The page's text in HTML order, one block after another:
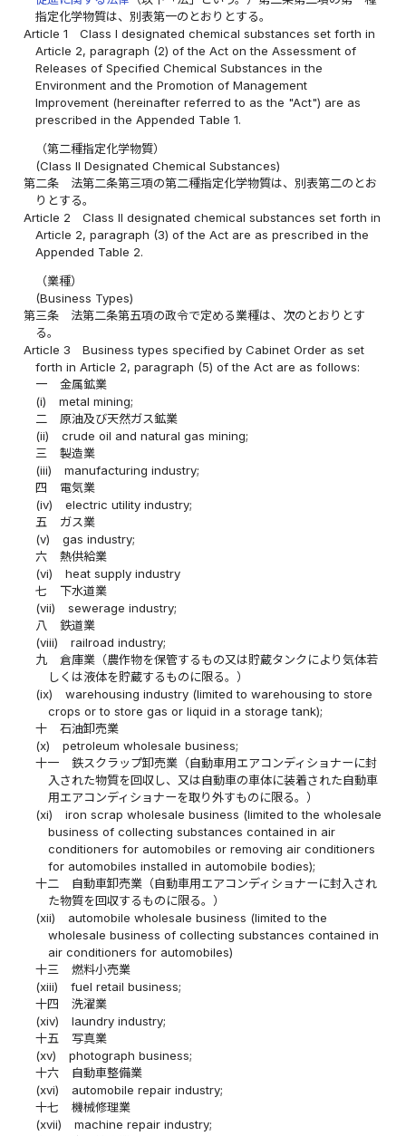
指定化学物質は、別表第一のとおりとする。
Article 1
Class I designated chemical substances set forth in
Article 2, paragraph (2) of the Act on the Assessment of
Releases of Specified Chemical Substances in the
Environment and the Promotion of Management
Improvement (hereinafter referred to as the "Act") are as
prescribed in the Appended Table 1.
（第二種指定化学物質）
(Class II Designated Chemical Substances)
第二条
法第二条第三項の第二種指定化学物質は、別表第二のとお
りとする。
Article 2
Class II designated chemical substances set forth in
Article 2, paragraph (3) of the Act are as prescribed in the
Appended Table 2.
（業種）
(Business Types)
第三条
法第二条第五項の政令で定める業種は、次のとおりとす
る。
Article 3
Business types specified by Cabinet Order as set
forth in Article 2, paragraph (5) of the Act are as follows:
一
金属鉱業
(i)
metal mining;
二
原油及び天然ガス鉱業
(ii)
crude oil and natural gas mining;
三
製造業
(iii)
manufacturing industry;
四
電気業
(iv)
electric utility industry;
五
ガス業
(v)
gas industry;
六
熱供給業
(vi)
heat supply industry
七
下水道業
(vii)
sewerage industry;
八
鉄道業
(viii)
railroad industry;
九
倉庫業（農作物を保管するもの又は貯蔵タンクにより気体若
しくは液体を貯蔵するものに限る。）
(ix)
warehousing industry (limited to warehousing to store
crops or to store gas or liquid in a storage tank);
十
石油卸売業
(x)
petroleum wholesale business;
十一
鉄スクラップ卸売業（自動車用エアコンディショナーに封
入された物質を回収し、又は自動車の車体に装着された自動車
用エアコンディショナーを取り外すものに限る。）
(xi)
iron scrap wholesale business (limited to the wholesale
business of collecting substances contained in air
conditioners for automobiles or removing air conditioners
for automobiles installed in automobile bodies);
十二
自動車卸売業（自動車用エアコンディショナーに封入され
た物質を回収するものに限る。）
(xii)
automobile wholesale business (limited to the
wholesale business of collecting substances contained in
air conditioners for automobiles)
十三
燃料小売業
(xiii)
fuel retail business;
十四
洗濯業
(xiv)
laundry industry;
十五
写真業
(xv)
photograph business;
十六
自動車整備業
(xvi)
automobile repair industry;
十七
機械修理業
(xvii)
machine repair industry;